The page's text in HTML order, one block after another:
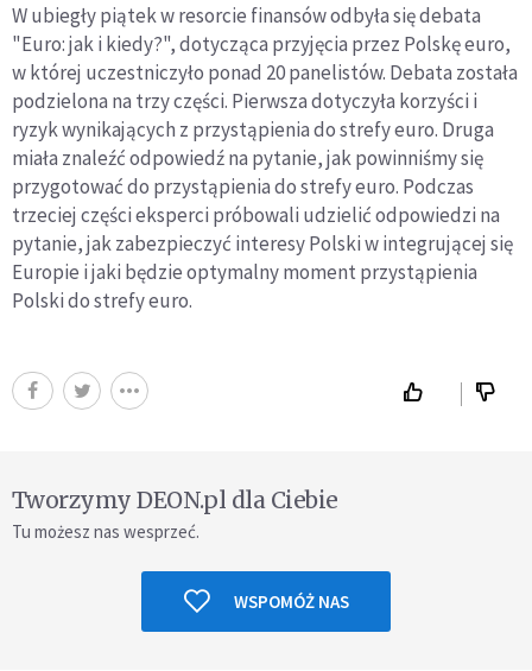
W ubiegły piątek w resorcie finansów odbyła się debata
"Euro: jak i kiedy?", dotycząca przyjęcia przez Polskę euro,
w której uczestniczyło ponad 20 panelistów. Debata została
podzielona na trzy części. Pierwsza dotyczyła korzyści i
ryzyk wynikających z przystąpienia do strefy euro. Druga
miała znaleźć odpowiedź na pytanie, jak powinniśmy się
przygotować do przystąpienia do strefy euro. Podczas
trzeciej części eksperci próbowali udzielić odpowiedzi na
pytanie, jak zabezpieczyć interesy Polski w integrującej się
Europie i jaki będzie optymalny moment przystąpienia
Polski do strefy euro.
Tworzymy DEON.pl dla Ciebie
Tu możesz nas wesprzeć.
WSPOMÓŻ NAS